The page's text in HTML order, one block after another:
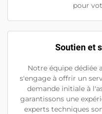
pour
Soutien et
Notre équipe dédiée
s'engage à offrir un
demande initiale à
garantissons une
experts techniques